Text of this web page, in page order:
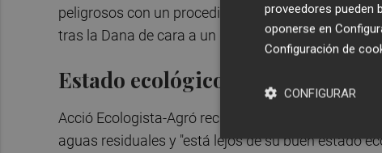
peligrosos con un procedimiento específico) e
tras la Dana de cara a un dragado selectivo.
Estado ecológico del lago
Acció Ecologista-Agró recuerda que la Albufera
aguas residuales y "está lejos de su buen estado
proveedores pueden
oponerse en
Configuración de
CONFIGURAR